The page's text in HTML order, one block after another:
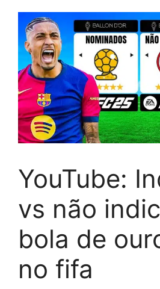
YouTube:
vs não
bola de
no fifa